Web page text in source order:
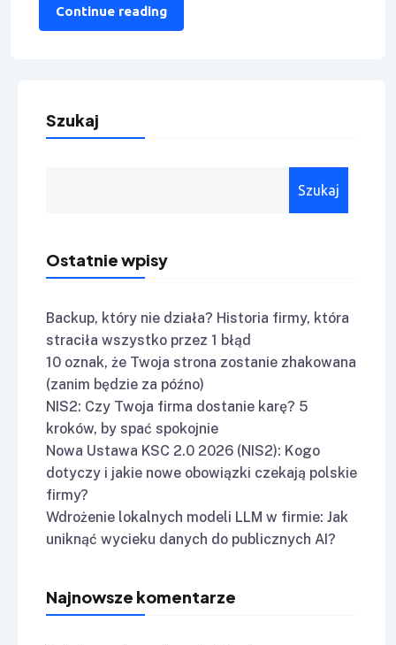
Continue reading
Szukaj
Szukaj
Ostatnie wpisy
Backup, który nie działa? Historia firmy, która
straciła wszystko przez 1 błąd
10 oznak, że Twoja strona zostanie zhakowana
(zanim będzie za późno)
NIS2: Czy Twoja firma dostanie karę? 5
kroków, by spać spokojnie
Nowa Ustawa KSC 2.0 2026 (NIS2): Kogo
dotyczy i jakie nowe obowiązki czekają polskie
firmy?
Wdrożenie lokalnych modeli LLM w firmie: Jak
uniknąć wycieku danych do publicznych AI?
Najnowsze komentarze